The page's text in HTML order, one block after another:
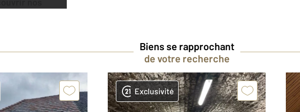
Biens se rapprochant
de votre recherche
Exclusivité